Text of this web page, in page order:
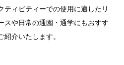
ティビティーでの使用に適したリ
スや日常の通園・通学にもおすす
介いたします。